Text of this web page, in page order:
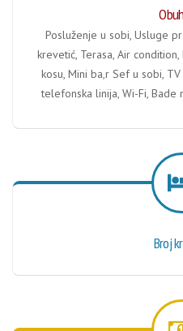
Posluženje u sobi, Usluge
krevetić, Terasa, Air
kosu, Mini ba,r Sef u sobi,
telefonska linija, Wi-Fi, Bade
Broj